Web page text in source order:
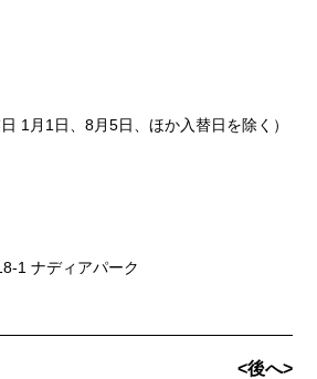
1月1日、8月5日、ほか入替日を除く）
1 ナディアパーク
<後へ>